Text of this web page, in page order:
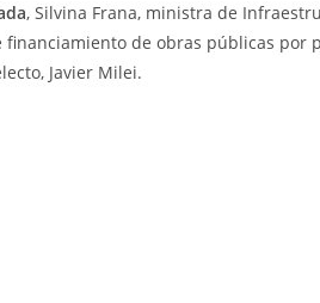
, Silvina Frana, ministra de
de obras públicas por
Javier Milei.